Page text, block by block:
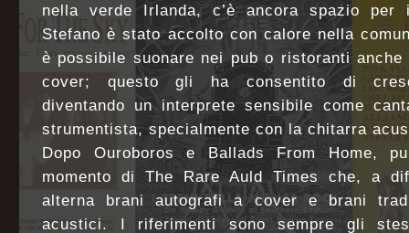
nella verde Irlanda, c’è ancora spazio
Stefano è stato accolto con calore nella
è possibile suonare nei pub o ristoranti
cover; questo gli ha consentito di
diventando un interprete sensibile come
strumentista, specialmente con la chitarra
Dopo Ouroboros e Ballads From Home,
momento di The Rare Auld Times che, a
alterna brani autografi a cover e brani
acustici. I riferimenti sono sempre gli